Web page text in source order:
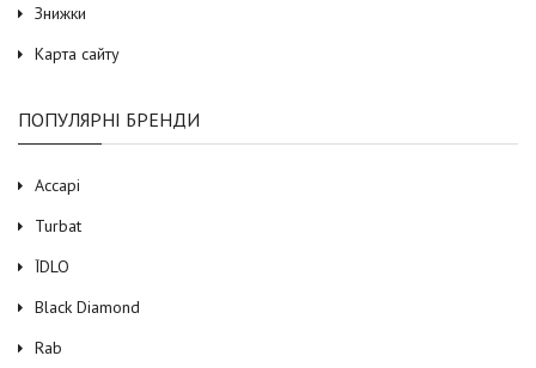
Знижки
Карта сайту
ПОПУЛЯРНІ БРЕНДИ
Accapi
Turbat
ЇDLO
Black Diamond
Rab